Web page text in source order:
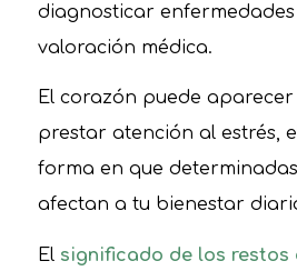
diagnosticar enfermedades
valoración médica.
El corazón puede
prestar atención al estrés,
forma en que
afectan a tu bienestar
El significado de los restos